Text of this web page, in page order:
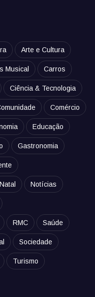
Arte e Cultura
Musical Carros
Ciência & Tecnologia
Comércio
Educação
Gastronomia
Natal Notícias
RMC Saúde
Sociedade
Turismo